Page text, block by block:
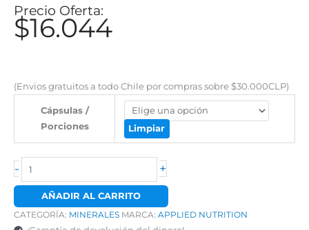
El
precio
era:
$17.068.
$16.044El
es:
$16.044.
(Envios gratuitos a todo Chile por compras sobre $30.000CLP)
Cápsulas /
Porciones
Limpiar
- +
AÑADIR AL CARRITO
CATEGORÍA: MINERALES MARCA: APPLIED NUTRITION